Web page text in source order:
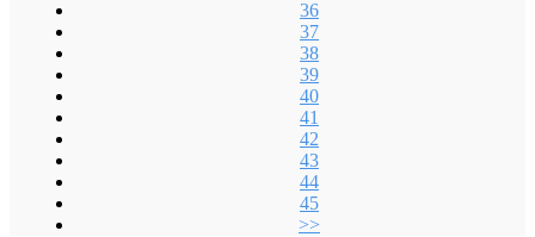
36
37
38
39
40
41
42
43
44
45
>>